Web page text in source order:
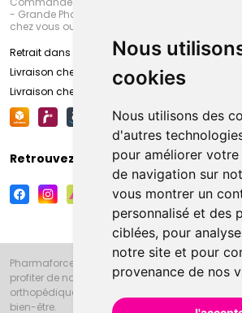
Nous
cookies
Nous utilisons des
d'autres
pour améliorer votre
de navigation sur
vous montrer un
personnalisé et des
ciblées, pour
notre site et pour
provenance de nos
- Grande Pharmacie d’Amiens (Fachon) ou
chez vous ou en point retrait
Retrait dans la pharmacie d’Amiens
Livraison chez vous
Livraison chez votre commerçant
Retrouvez-nous sur vos réseaux
Pharmaforce.fr et la Grande Pharmacie
profiter de notre accueil, de nos conseils
orthopédiques, homéopathiques,
bien-être.